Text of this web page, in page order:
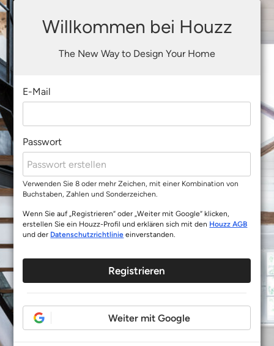
Willkommen bei Houzz
The New Way to Design Your Home
E-Mail
Passwort
Verwenden Sie 8 oder mehr Zeichen, mit einer Kombination von
Buchstaben, Zahlen und Sonderzeichen.
Wenn Sie auf „Registrieren“ oder „Weiter mit Google“ klicken,
erstellen Sie ein Houzz-Profil und erklären sich mit den Houzz AGB
und der Datenschutzrichtlinie einverstanden.
Registrieren
Weiter mit Google